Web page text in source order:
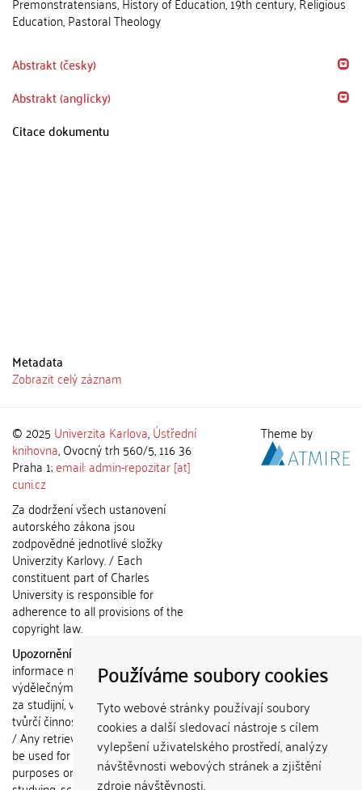
Používáme soubory cookies
Tyto webové stránky používají soubory
cookies a další sledovací nástroje s cílem
vylepšení uživatelského prostředí, analýzy
návštěvnosti webových stránek a zjištění
zdroje návštěvnosti.
Education, Pastoral Theology
Abstrakt (česky)
Abstrakt (anglicky)
Citace dokumentu
Metadata
Zobrazit celý záznam
© 2025 Univerzita Karlova,Ústřední
knihovna, Ovocný trh 560/5, 116 36
Praha 1;email: admin-repozitar [at]
cuni.cz
Za dodržení všech ustanovení
autorského zákona jsou
zodpovědné jednotlivé složky
Univerzity Karlovy. / Each
constituent part of Charles
University is responsible for
adherence to all provisions of the
copyright law.
Upozornění / Notice:
informace nemohou být použity k
výdělečným účelům nebo vydávány
za studijní, vědeckou nebo jinou
tvůrčí činnost jiné osoby než autora.
/ Any retrieved information shall not
be used for any commercial
purposes or claimed as results of
Theme by